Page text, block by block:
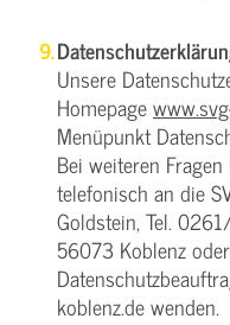
Unsere
Homepage
Menüpunkt
Bei weiteren
telefonisch an die
Goldstein, Tel.
56073 Koblenz
koblenz.de wenden.